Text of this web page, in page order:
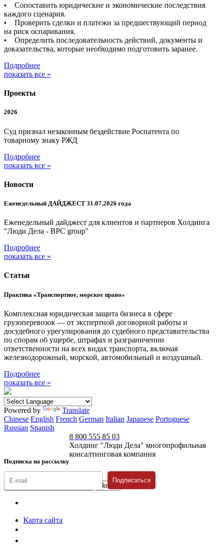
• Сопоставить юридические и экономические последствия
каждого сценария.
• Проверить сделки и платежи за предшествующий период
на риск оспаривания.
• Определить последовательность действий, документы и
доказательства, которые необходимо подготовить заранее.
Подробнее
показать все »
Проекты
2026
Суд признал незаконным бездействие Роспатента по
товарному знаку РЖД
Подробнее
показать все »
Новости
Еженедельный ДАЙДЖЕСТ 31.07.2026 года
Еженедельный дайджест для клиентов и партнеров Холдинга
"Люди Дела - BPC group"
Подробнее
показать все »
Статьи
Практика «Транспортное, морское право»
Комплексная юридическая защита бизнеса в сфере
грузоперевозок — от экспертной договорной работы и
досудебного урегулирования до судебного представительства
по спорам об ущербе, штрафах и разграничении
ответственности на всех видах транспорта, включая
железнодорожный, морской, автомобильный и воздушный.
Подробнее
показать все »
Powered by
Translate
Chinese English French German Italian Japanese Portuguese
Russian Spanish
Подписка на рассылку
8 800 555 85 03
Холдинг "Люди Дела" многопрофильная
консалтинговая компания
Подписаться
Карта сайта